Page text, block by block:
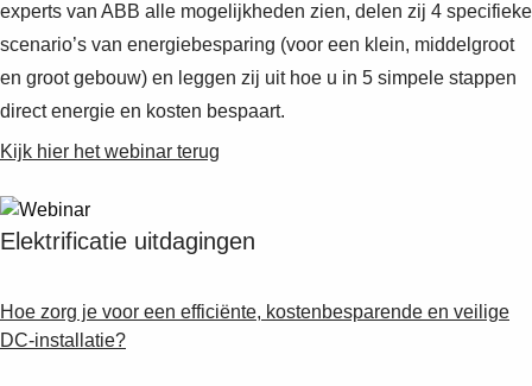
experts van ABB alle mogelijkheden zien, delen zij 4 specifieke
scenario’s van energiebesparing (voor een klein, middelgroot
en groot gebouw) en leggen zij uit hoe u in 5 simpele stappen
direct energie en kosten bespaart.
Kijk hier het webinar terug
Elektrificatie uitdagingen
Hoe zorg je voor een efficiënte, kostenbesparende en veilige
DC-installatie?